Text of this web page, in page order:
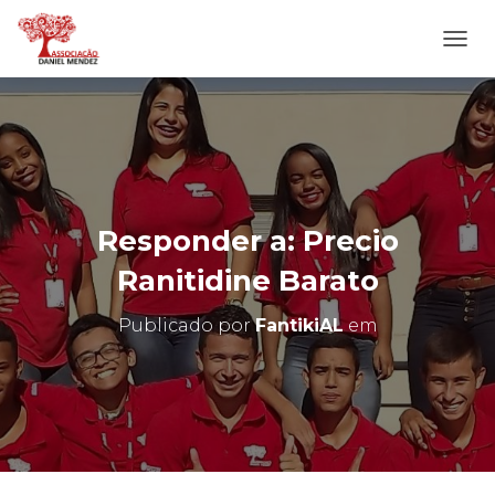
L
T
E
R
N
A
N
A
E
G
O
Responder a: Precio
Ranitidine Barato
Publicado porFantikiALem